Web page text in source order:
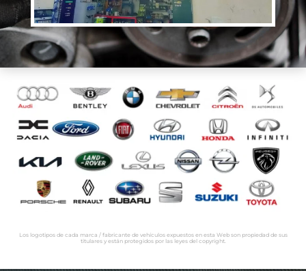
Los logotipos de cada marca / fabricante de vehículos expuestos en esta Web son propiedad de sus
titulares y están protegidos por las leyes del copyright.